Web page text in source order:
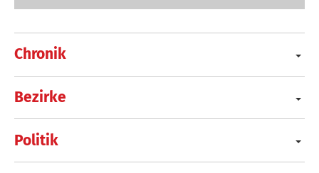
Chronik
Bezirke
Politik